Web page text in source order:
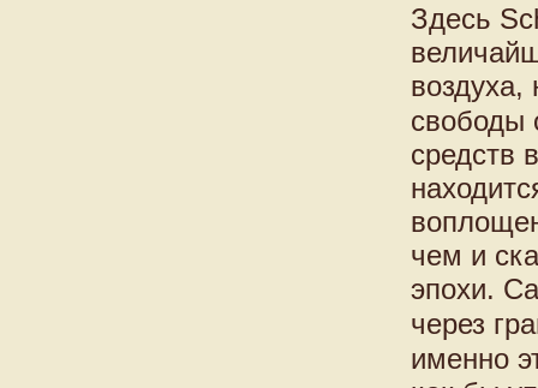
Здесь
свободы
средств
чем и
эпохи.
через
именно